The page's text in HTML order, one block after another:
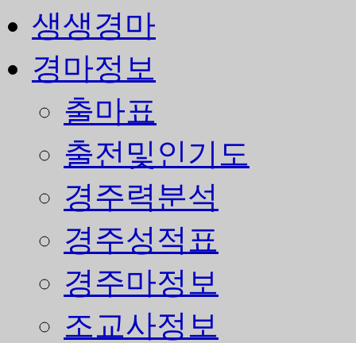
생생경마
경마정보
출마표
출전및인기도
경주력분석
경주성적표
경주마정보
조교사정보